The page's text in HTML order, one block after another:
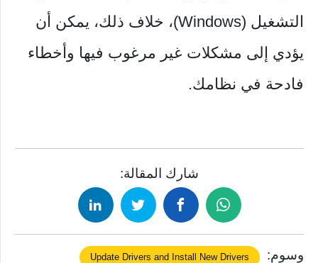
التشغيل (Windows)، خلاف ذلك، يمكن أن
يؤدي إلى مشكلات غير مرغوب فيها وأخطاء
فادحة في نظامك.
شارك المقالة:
وسوم: Update Drivers and Install New Drivers